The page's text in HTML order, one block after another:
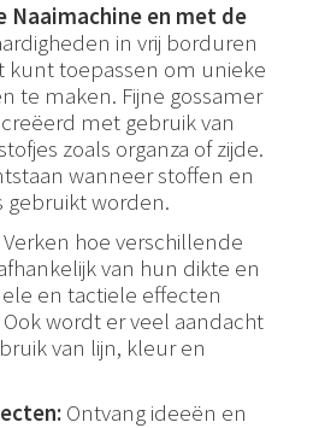
Naaimachine en met de
in vrij borduren
kunt toepassen om unieke
te maken. Fijne gossamer
met gebruik van
zoals organza of zijde.
wanneer stoffen en
gebruikt worden.
Verken hoe verschillende
van hun dikte en
en tactiele effecten
wordt er veel aandacht
van lijn, kleur en
Ontvang ideeën en